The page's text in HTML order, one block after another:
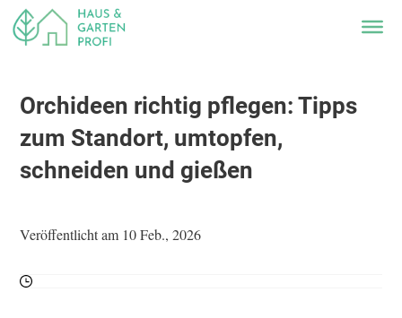
Orchideen richtig pflegen: Tipps
zum Standort, umtopfen,
schneiden und gießen
Veröffentlicht am 10 Feb., 2026